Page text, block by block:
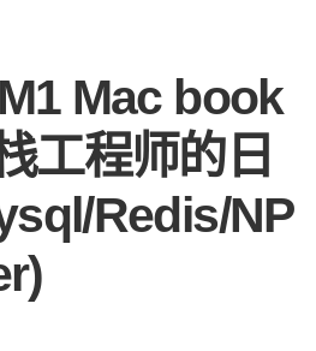
Mac book
工程师的日
Redis/NP